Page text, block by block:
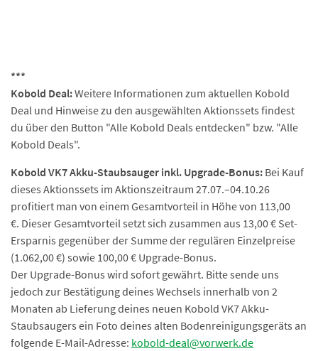
***
Kobold Deal:Weitere Informationen zum aktuellen Kobold
Deal und Hinweise zu den ausgewählten Aktionssets findest
du über den Button "Alle Kobold Deals entdecken" bzw. "Alle
Kobold Deals".
Kobold VK7 Akku-Staubsauger inkl. Upgrade-Bonus: Bei Kauf
dieses Aktionssets im Aktionszeitraum 27.07.–04.10.26
profitiert man von einem Gesamtvorteil in Höhe von 113,00
€. Dieser Gesamtvorteil setzt sich zusammen aus 13,00 € Set-
Ersparnis gegenüber der Summe der regulären Einzelpreise
(1.062,00 €) sowie 100,00 € Upgrade-Bonus.
Der Upgrade-Bonus wird sofort gewährt. Bitte sende uns
jedoch zur Bestätigung deines Wechsels innerhalb von 2
Monaten ab Lieferung deines neuen Kobold VK7 Akku-
Staubsaugers ein Foto deines alten Bodenreinigungsgeräts an
folgende E-Mail-Adresse: kobold-deal@vorwerk.de